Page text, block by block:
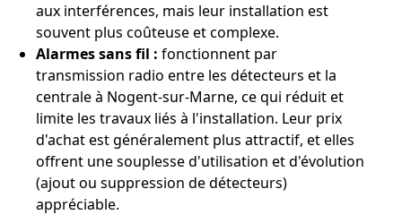
aux interférences, mais leur installation est
souvent plus coûteuse et complexe.
Alarmes sans fil : fonctionnent par
transmission radio entre les détecteurs et la
centrale à Nogent-sur-Marne, ce qui réduit et
limite les travaux liés à l'installation. Leur prix
d'achat est généralement plus attractif, et elles
offrent une souplesse d'utilisation et d'évolution
(ajout ou suppression de détecteurs)
appréciable.